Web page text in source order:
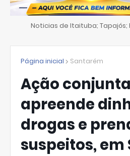
Noticias de Itaituba; Tapajós;
Página inicial Santarém
Ação conjunta
apreende
drogas e
suspeitos,